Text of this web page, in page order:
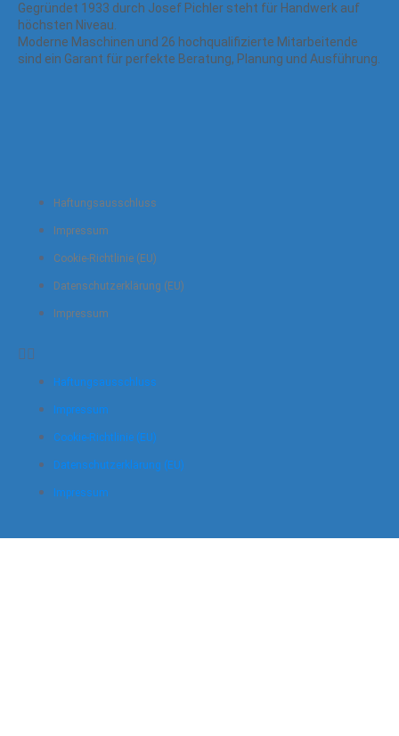
Gegründet 1933 durch Josef Pichler steht für Handwerk auf
höchsten Niveau.
Moderne Maschinen und 26 hochqualifizierte Mitarbeitende
sind ein Garant für perfekte Beratung, Planung und Ausführung.
Haftungsausschluss
Impressum
Cookie-Richtlinie (EU)
Datenschutzerklärung (EU)
Impressum
Haftungsausschluss
Impressum
Cookie-Richtlinie (EU)
Datenschutzerklärung (EU)
Impressum